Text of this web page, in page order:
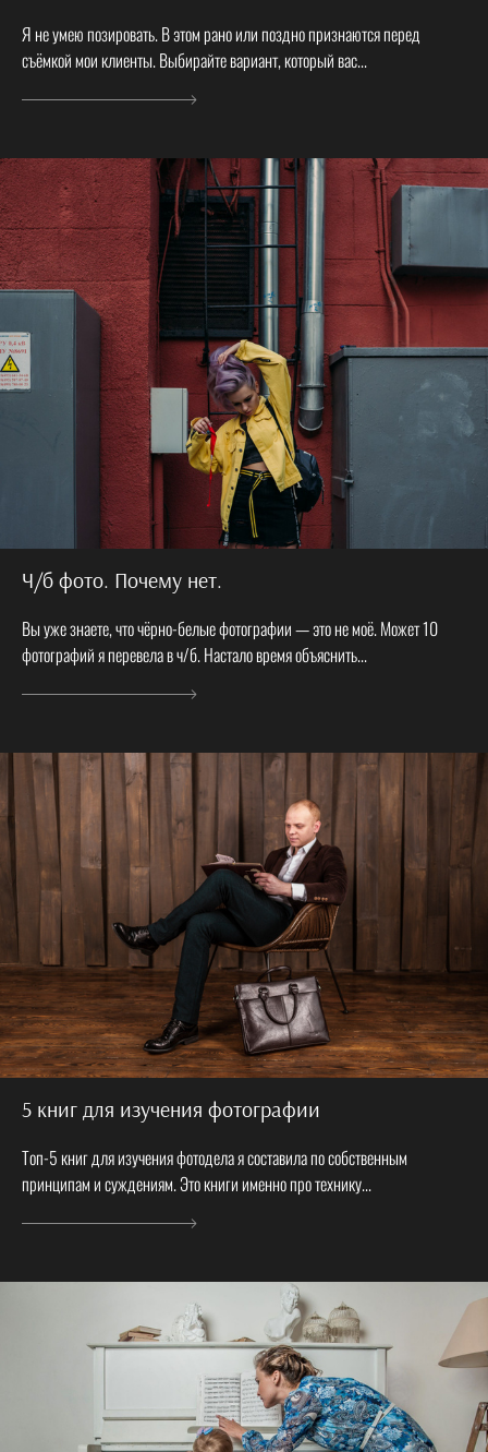
Я не умею позировать. В этом рано или поздно признаются перед
съёмкой мои клиенты. Выбирайте вариант, который вас...
Ч/б фото. Почему нет.
Вы уже знаете, что чёрно-белые фотографии — это не моё. Может 10
фотографий я перевела в ч/б. Настало время объяснить...
5 книг для изучения фотографии
Топ-5 книг для изучения фотодела я составила по собственным
принципам и суждениям. Это книги именно про технику...